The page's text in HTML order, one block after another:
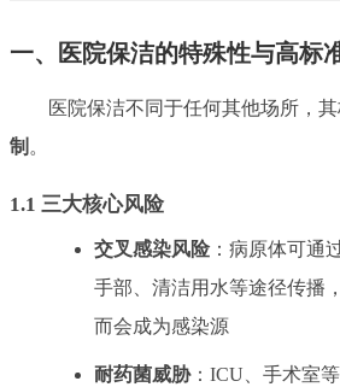
一、医院保洁的特殊性与高标
医院保洁不同于任何其他场所，
制 。
1.1 三大核心风险
交叉感染风险：病原体可通
手部、清洁用水等途径传播
而会成为感染源
耐药菌威胁：ICU、手术室